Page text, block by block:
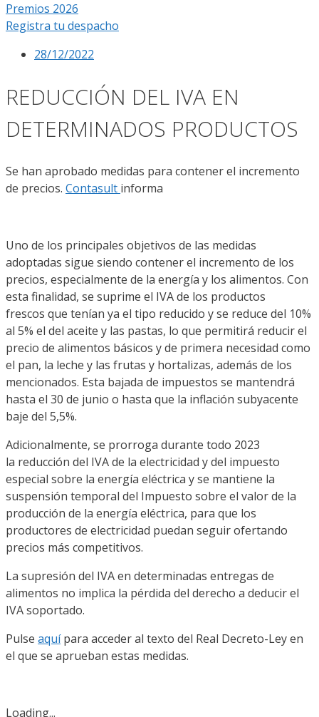
Premios 2026
Registra tu despacho
28/12/2022
REDUCCIÓN DEL IVA EN
DETERMINADOS PRODUCTOS
Se han aprobado medidas para contener el incremento
de precios. Contasult informa
Uno de los principales objetivos de las medidas
adoptadas sigue siendo contener el incremento de los
precios, especialmente de la energía y los alimentos. Con
esta finalidad, se suprime el IVA de los productos
frescos que tenían ya el tipo reducido y se reduce del 10%
al 5% el del aceite y las pastas, lo que permitirá reducir el
precio de alimentos básicos y de primera necesidad como
el pan, la leche y las frutas y hortalizas, además de los
mencionados. Esta bajada de impuestos se mantendrá
hasta el 30 de junio o hasta que la inflación subyacente
baje del 5,5%.
Adicionalmente, se prorroga durante todo 2023
la reducción del IVA de la electricidad y del impuesto
especial sobre la energía eléctrica y se mantiene la
suspensión temporal del Impuesto sobre el valor de la
producción de la energía eléctrica, para que los
productores de electricidad puedan seguir ofertando
precios más competitivos.
La supresión del IVA en determinadas entregas de
alimentos no implica la pérdida del derecho a deducir el
IVA soportado.
Pulse aquípara acceder al texto del Real Decreto-Ley en
el que se aprueban estas medidas.
Loading...